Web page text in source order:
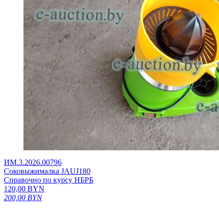
ИМ.3.2026.00796
Соковыжималка JAUJ180
Справочно по курсу НБРБ
120,00 BYN
200,00 BYN